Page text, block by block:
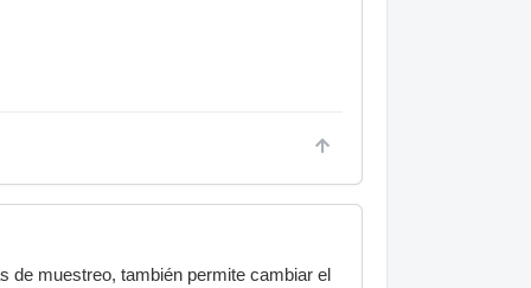
de muestreo, también permite cambiar el